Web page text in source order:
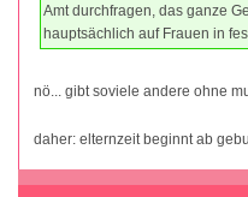
Amt durchfragen, das ganze
hauptsächlich auf Frauen in
nö... gibt soviele andere ohne
daher: elternzeit beginnt ab